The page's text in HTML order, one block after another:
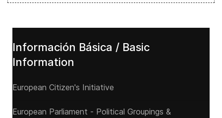
Información Básica / Basic
Information
European Citizen's Initiative
European Parliament - Political Groupings &